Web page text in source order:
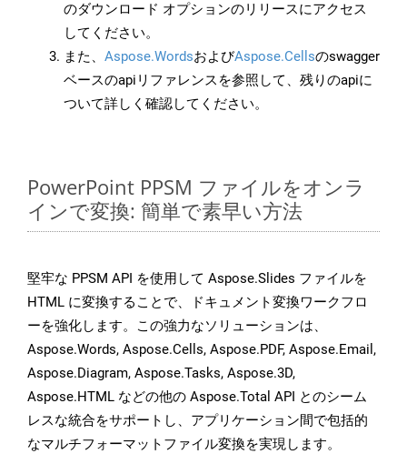
のダウンロード オプションのリリースにアクセス
してください。
また、 Aspose.WordsおよびAspose.Cellsのswagger
ベースのapiリファレンスを参照して、残りのapiに
ついて詳しく確認してください。
PowerPoint PPSM ファイルをオンラ
インで変換: 簡単で素早い方法
堅牢な PPSM API を使用して Aspose.Slides ファイルを
HTML に変換することで、ドキュメント変換ワークフロ
ーを強化します。この強力なソリューションは、
Aspose.Words, Aspose.Cells, Aspose.PDF, Aspose.Email,
Aspose.Diagram, Aspose.Tasks, Aspose.3D,
Aspose.HTML などの他の Aspose.Total API とのシーム
レスな統合をサポートし、アプリケーション間で包括的
なマルチフォーマットファイル変換を実現します。